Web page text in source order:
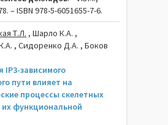
– ISBN 978-5-6051655-7-6.
Т.Л. , Шарло К.А. ,
, Сидоренко Д.А. , Боков
IP3-зависимого
пути влияет на
процессы скелетных
функциональной